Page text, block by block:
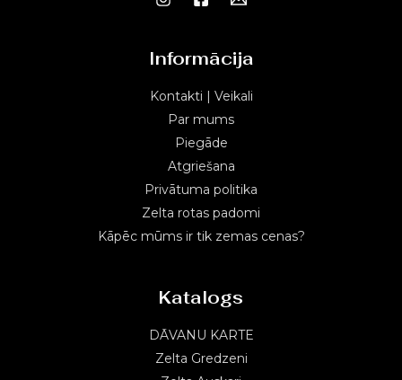
Informācija
Kontakti | Veikali
Par mums
Piegāde
Atgriešana
Privātuma politika
Zelta rotas padomi
Kāpēc mūms ir tik zemas cenas?
Katalogs
DĀVANU KARTE
Zelta Gredzeni